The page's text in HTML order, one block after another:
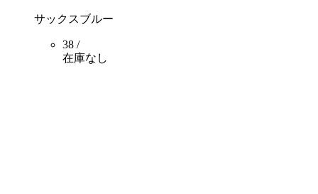
サックスブルー
38 /
在庫なし